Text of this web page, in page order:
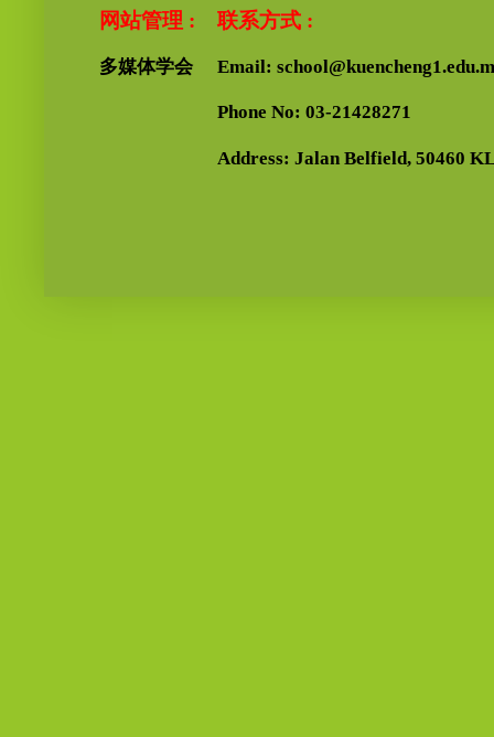
网站管理 :
多媒体学会
联系方式 :
Email:
Phone No: 03-21428271
Address: Jalan Belfield, 50460